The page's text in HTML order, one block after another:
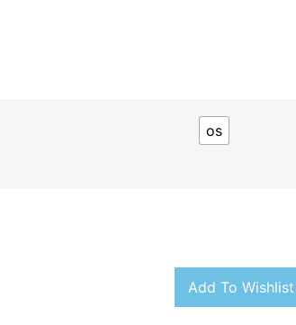
os
Add To Wishlist